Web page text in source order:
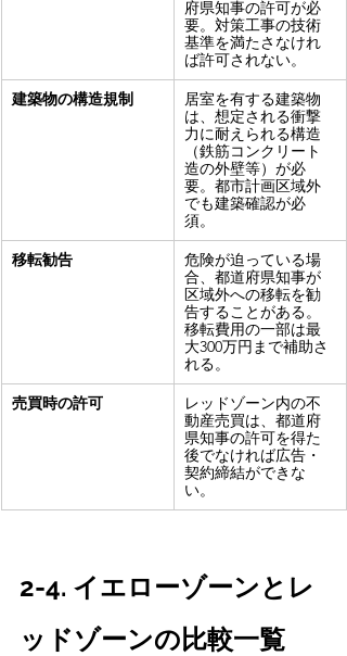
府県知事の許可が必
要。対策工事の技術
基準を満たさなけれ
ば許可されない。
建築物の構造規制
居室を有する建築物
は、想定される衝撃
力に耐えられる構造
（鉄筋コンクリート
造の外壁等）が必
要。都市計画区域外
でも建築確認が必
須。
移転勧告
危険が迫っている場
合、都道府県知事が
区域外への移転を勧
告することがある。
移転費用の一部は最
大300万円まで補助さ
れる。
売買時の許可
レッドゾーン内の不
動産売買は、都道府
県知事の許可を得た
後でなければ広告・
契約締結ができな
い。
2-4. イエローゾーンとレ
ッドゾーンの比較一覧